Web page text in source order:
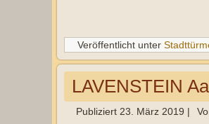
Veröffentlicht unter
LAVENSTEIN
Publiziert 23. März 2019 |